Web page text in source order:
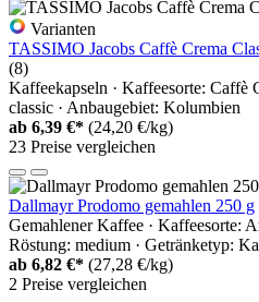
Varianten
TASSIMO Jacobs Caffè Crema
(8)
Kaffeekapseln · Kaffeesorte: Caffè
classic · Anbaugebiet: Kolumbien
ab 6,39 €* (24,20 €/kg)
23 Preise vergleichen
Dallmayr Prodomo gemahlen 250 g
Gemahlener Kaffee · Kaffeesorte:
Röstung: medium · Getränketyp:
ab 6,82 €* (27,28 €/kg)
2 Preise vergleichen